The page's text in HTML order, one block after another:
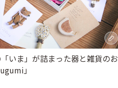
いま」が詰まった器と雑貨のお
」